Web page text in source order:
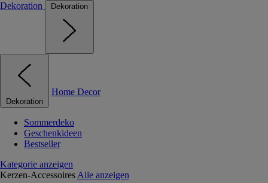
Dekoration
Dekoration
Dekoration
Home Decor
Sommerdeko
Geschenkideen
Bestseller
Kategorie anzeigen
Kerzen-Accessoires Alle anzeigen